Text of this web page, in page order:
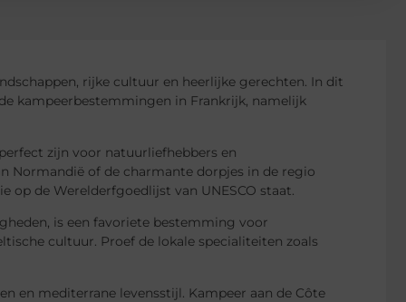
rijke cultuur en heerlijke gerechten. In dit
kampeerbestemmingen in Frankrijk, namelijk
zijn voor natuurliefhebbers en
Normandië of de charmante dorpjes in de regio
op de Werelderfgoedlijst van UNESCO staat.
is een favoriete bestemming voor
cultuur. Proef de lokale specialiteiten zoals
en mediterrane levensstijl. Kampeer aan de Côte